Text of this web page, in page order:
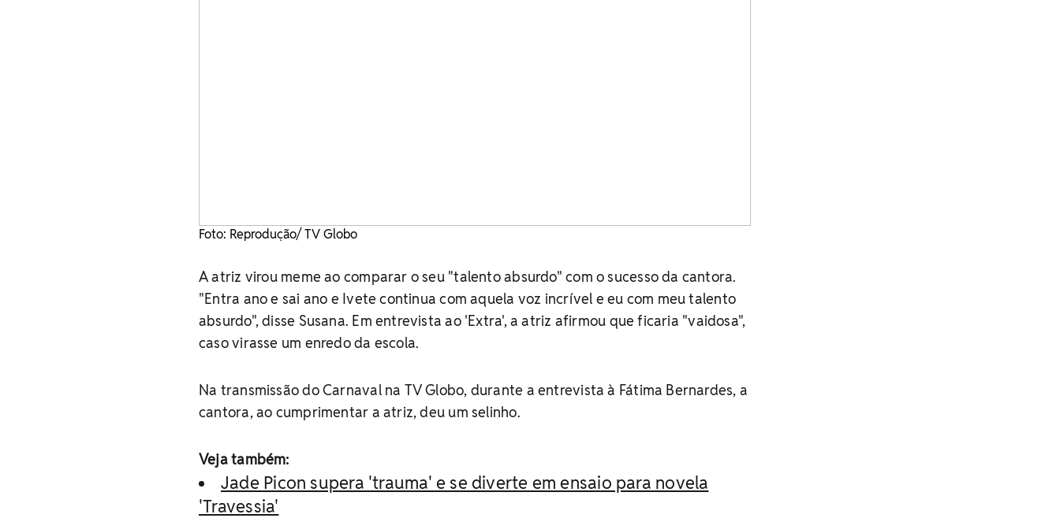
Foto: Reprodução/ TV Globo
A atriz virou meme ao comparar o seu "talento absurdo" com o sucesso da cantora.
"Entra ano e sai ano e Ivete continua com aquela voz incrível e eu com meu talento
absurdo", disse Susana. Em entrevista ao 'Extra', a atriz afirmou que ficaria "vaidosa",
caso virasse um enredo da escola.
Na transmissão do Carnaval na TV Globo, durante a entrevista à Fátima Bernardes, a
cantora, ao cumprimentar a atriz, deu um selinho.
Veja também:
Jade Picon supera 'trauma' e se diverte em ensaio para novela
'Travessia'